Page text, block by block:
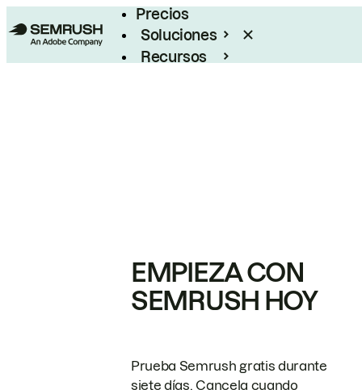
Precios
Soluciones
Recursos
EMPIEZA CON
SEMRUSH HOY
Prueba Semrush gratis durante
siete días. Cancela cuando